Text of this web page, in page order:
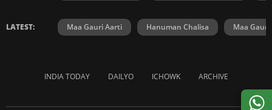
LATEST: Maa Gauri Aarti Hanuman Chalisa Maa Gauri
INDIA TODAY DAILYO ICHOWK ARCHIVE